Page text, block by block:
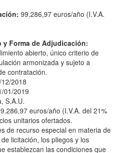
99.286,97 euros/año (I.V.A.
y Forma de Adjudicación:
abierto, único criterio de
armonizada y sujeto a
contratación.
2018
01/2019
S.A.U.
euros/año (I.V.A. del 21%
unitarios ofertados.
de recurso especial en materia de
licitación, los pliegos y los
establezcan las condiciones que